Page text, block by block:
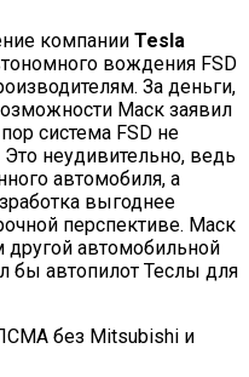
компании Tesla
вождения FSD
За деньги,
Маск заявил
система FSD не
неудивительно, ведь
автомобиля, а
выгоднее
перспективе. Маск
другой автомобильной
бы автопилот Теслы для